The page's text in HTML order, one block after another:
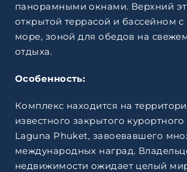
панорамными окнами. Верхний
открытой террасой и бассейном
море, зоной для обедов на
отдыха.
Особенность:
Комплекс находится на
известного закрытого
Laguna Phuket, завоевавшего
международных наград.
недвижимости ожидает целый